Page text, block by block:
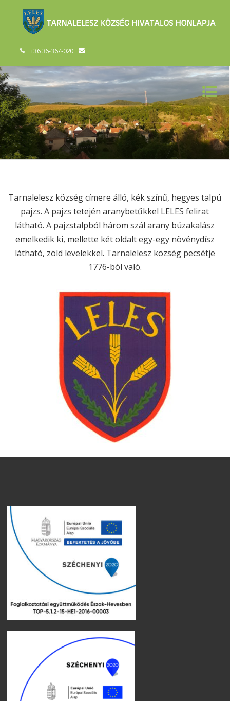
+36 36-367-020
Tarnalelesz község címere álló, kék színű, hegyes talpú
pajzs. A pajzs tetején aranybetűkkel LELES felirat
látható. A pajzstalpból három szál arany búzakalász
emelkedik ki, mellette két oldalt egy-egy növénydísz
látható, zöld levelekkel. Tarnalelesz község pecsétje
1776-ból való.